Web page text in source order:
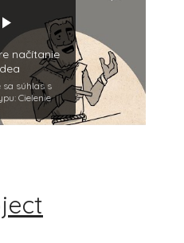
načítanie
sa súhlas s
Cielenie